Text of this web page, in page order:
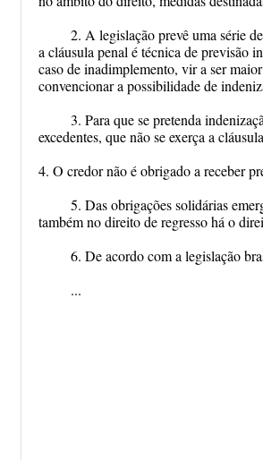
2. A legislação prevê uma série
a cláusula penal é técnica de previsão
caso de inadimplemento, vir a ser
convencionar a possibilidade de
3. Para que se pretenda
excedentes, que não se exerça a
4. O credor não é obrigado a receber
5. Das obrigações solidárias
também no direito de regresso há o
6. De acordo com a legislação
...